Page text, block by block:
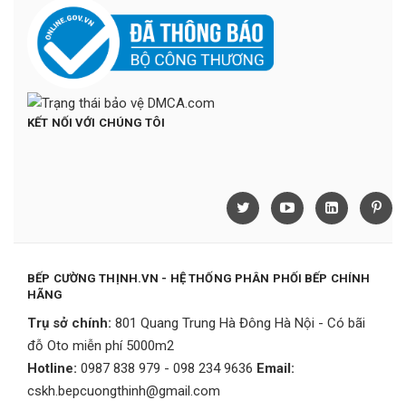
KẾT NỐI VỚI CHÚNG TÔI
BẾP CƯỜNG THỊNH.VN - HỆ THỐNG PHÂN PHỐI BẾP CHÍNH
HÃNG
Trụ sở chính: 801 Quang Trung Hà Đông Hà Nội - Có bãi
đỗ Oto miễn phí 5000m2
Hotline: 0987 838 979 - 098 234 9636 Email:
cskh.bepcuongthinh@gmail.com